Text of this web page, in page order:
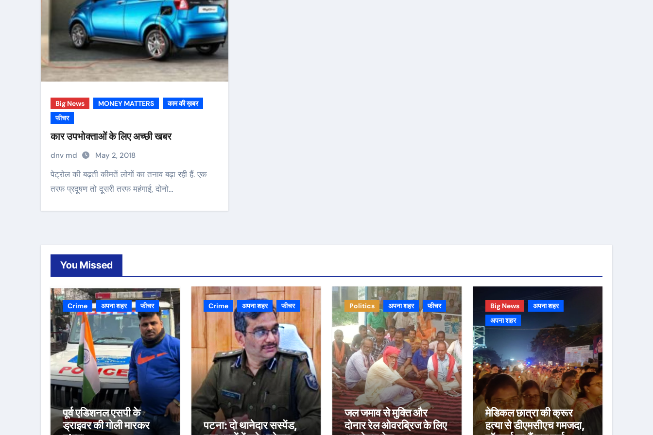
Big News MONEY MATTERS
काम की ख़बर
फीचर
कार उपभोक्ताओं के लिए अच्छी खबर
dnv md May 2, 2018
पेट्रोल की बढ़ती कीमतें लोगों का तनाव बढ़ा रही हैं. एक
तरफ प्रदूषण तो दूसरी तरफ महंगाई, दोनो…
You Missed
Crime अपना शहर फीचर
पूर्व एडिशनल एसपी के
ड्राइवर की गोली मारकर
Crime अपना शहर फीचर
पटना: दो थानेदार सस्पेंड,
Politics अपना शहर फीचर
जल जमाव से मुक्ति और
दोनार रेल ओवरब्रिज के लिए
Big News
अपना शहर
अपना शहर
मेडिकल छात्रा की क्रूर
हत्या से डीएमसीएच गमजदा,